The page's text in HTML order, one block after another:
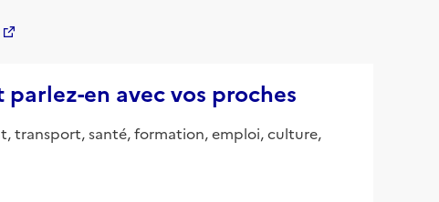
en avec vos proches
transport, santé, formation, emploi, culture,